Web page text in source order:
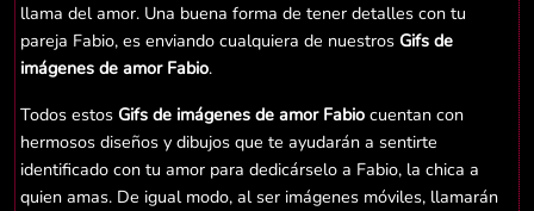
llama del amor. Una buena forma de tener detalles con tu
pareja Fabio, es enviando cualquiera de nuestros Gifs de
imágenes de amor Fabio.
Todos estos Gifs de imágenes de amor Fabio cuentan con
hermosos diseños y dibujos que te ayudarán a sentirte
identificado con tu amor para dedicárselo a Fabio, la chica a
quien amas. De igual modo, al ser imágenes móviles, llamarán